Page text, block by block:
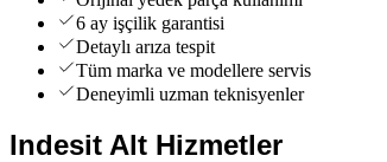
6 ay işçilik garantisi
Detaylı arıza tespit
Tüm marka ve modellere servis
Deneyimli uzman teknisyenler
Indesit Alt Hizmetler